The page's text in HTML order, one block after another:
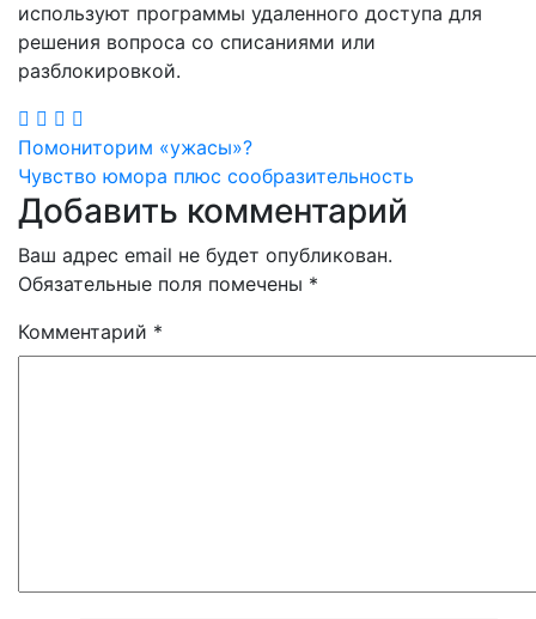
используют программы удаленного доступа для
решения вопроса со списаниями или
разблокировкой.
Навигация
по
записям
Помониторим «ужасы»?
Чувство юмора плюс сообразительность
Добавить комментарий
Ваш адрес email не будет опубликован.
Обязательные поля помечены *
Комментарий *